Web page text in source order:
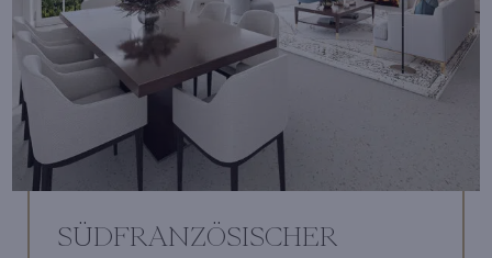
SÜDFRANZÖSISCHER